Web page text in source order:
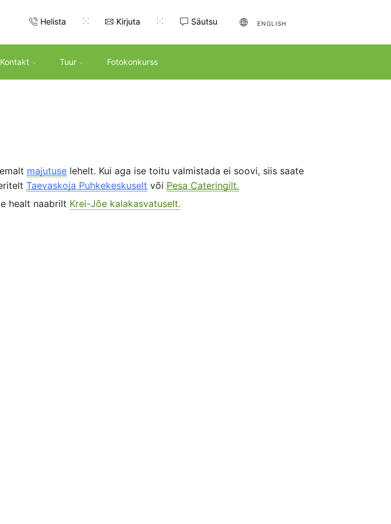
Helista Kirjuta Säutsu ENGLISH
Kontakt Tuur Fotokonkurss
majutuselehelt. Kui aga ise toitu valmistada ei soovi, siis saate
Taevaskoja Puhkekeskuselt või Pesa Cateringilt.
healt naabrilt Krei-Jõe kalakasvatuselt.